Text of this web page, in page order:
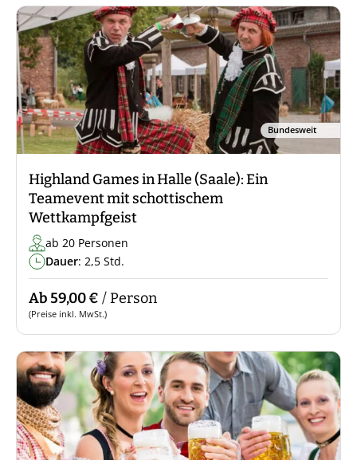
Bundesweit
Highland Games in Halle (Saale): Ein
Teamevent mit schottischem
Wettkampfgeist
ab 20 Personen
Dauer: 2,5 Std.
Ab 59,00 € / Person
(Preise inkl. MwSt.)